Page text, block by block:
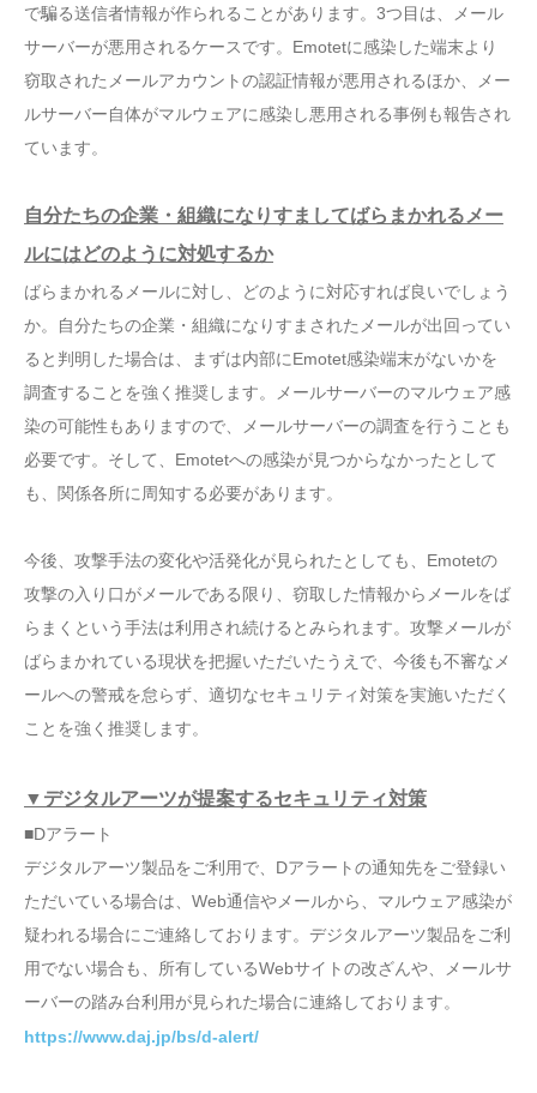
で騙る送信者情報が作られることがあります。3つ目は、メール
サーバーが悪用されるケースです。Emotetに感染した端末より
窃取されたメールアカウントの認証情報が悪用されるほか、メー
ルサーバー自体がマルウェアに感染し悪用される事例も報告され
ています。
自分たちの企業・組織になりすましてばらまかれるメー
ルにはどのように対処するか
ばらまかれるメールに対し、どのように対応すれば良いでしょう
か。自分たちの企業・組織になりすまされたメールが出回ってい
ると判明した場合は、まずは内部にEmotet感染端末がないかを
調査することを強く推奨します。メールサーバーのマルウェア感
染の可能性もありますので、メールサーバーの調査を行うことも
必要です。そして、Emotetへの感染が見つからなかったとして
も、関係各所に周知する必要があります。
今後、攻撃手法の変化や活発化が見られたとしても、Emotetの
攻撃の入り口がメールである限り、窃取した情報からメールをば
らまくという手法は利用され続けるとみられます。攻撃メールが
ばらまかれている現状を把握いただいたうえで、今後も不審なメ
ールへの警戒を怠らず、適切なセキュリティ対策を実施いただく
ことを強く推奨します。
▼デジタルアーツが提案するセキュリティ対策
■Dアラート
デジタルアーツ製品をご利用で、Dアラートの通知先をご登録い
ただいている場合は、Web通信やメールから、マルウェア感染が
疑われる場合にご連絡しております。デジタルアーツ製品をご利
用でない場合も、所有しているWebサイトの改ざんや、メールサ
ーバーの踏み台利用が見られた場合に連絡しております。
https://www.daj.jp/bs/d-alert/